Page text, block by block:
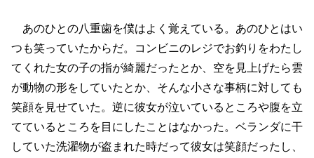
あのひとの八重歯を僕はよく覚えている。あのひとはい
つも笑っていたからだ。コンビニのレジでお釣りをわたし
てくれた女の子の指が綺麗だったとか、空を見上げたら雲
が動物の形をしていたとか、そんな小さな事柄に対しても
笑顔を見せていた。逆に彼女が泣いているところや腹を立
てているところを目にしたことはなかった。ベランダに干
していた洗濯物が盗まれた時だって彼女は笑顔だったし、